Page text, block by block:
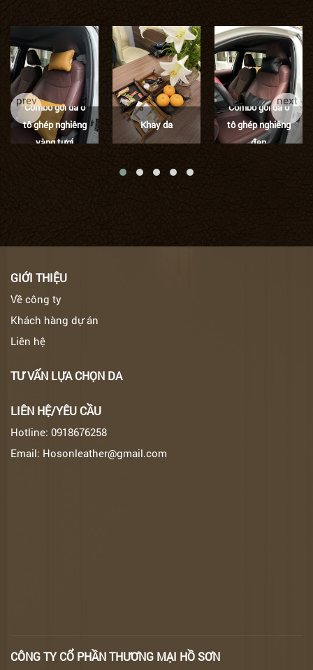
Combo gối da ô
tô ghép nghiêng
vàng tươi
Khay da
Combo gối da ô
tô ghép nghiêng
đen
prev next
GIỚI THIỆU
Về công ty
Khách hàng dự án
Liên hệ
TƯ VẤN LỰA CHỌN DA
LIÊN HỆ/YÊU CẦU
Hotline: 0918676258
Email: Hosonleather@gmail.com
CÔNG TY CỔ PHẦN THƯƠNG MẠI HỒ SƠN